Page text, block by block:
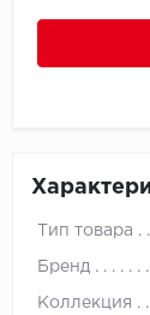
Тип товара
Бренд
Коллекция